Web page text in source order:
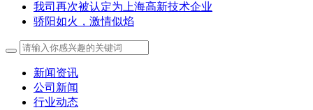
我司再次被认定为上海高新技术企业
骄阳如火，激情似焰
新闻资讯
公司新闻
行业动态